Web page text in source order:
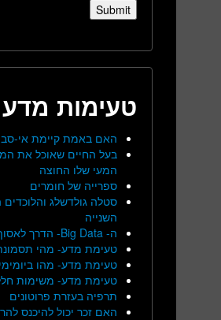
טעימות מדע
האם באמת קיימת אי-
בעל החיים שאוכל את
המעי שלו החוצה
ספרייה של חומרים
סטלה גולדשלג
השנייה
ה- Big Data- הדרך לאסוף עלינו נתונים
טעימת מדע- מהי
טעימת מדע- מהו
טעימת מדע- משימות
תרפיה בעזרת פרוטונים
האם זכר יכול להיכנס